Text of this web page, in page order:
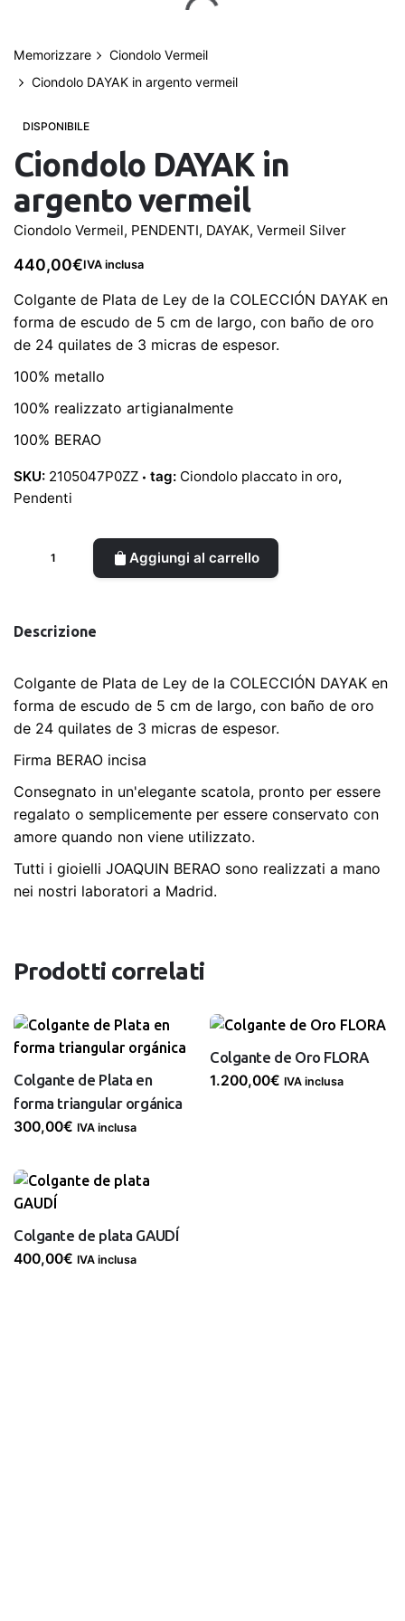
contenuto
Il mio account
Memorizzare
Ciondolo Vermeil
Ciondolo DAYAK in argento vermeil
DISPONIBILE
Ciondolo DAYAK in
argento vermeil
Ciondolo Vermeil, PENDENTI, DAYAK, Vermeil Silver
440,00€IVA inclusa
Colgante de Plata de Ley de la COLECCIÓN DAYAK en
forma de escudo de 5 cm de largo, con baño de oro
de 24 quilates de 3 micras de espesor.
100% metallo
100% realizzato artigianalmente
100% BERAO
SKU: 2105047P0ZZ tag: Ciondolo placcato in oro,
Pendenti
DAYAK
Aggiungi al carrello
Descrizione
Colgante de Plata de Ley de la COLECCIÓN DAYAK en
forma de escudo de 5 cm de largo, con baño de oro
de 24 quilates de 3 micras de espesor.
Firma BERAO incisa
Consegnato in un'elegante scatola, pronto per essere
regalato o semplicemente per essere conservato con
amore quando non viene utilizzato.
Tutti i gioielli JOAQUIN BERAO sono realizzati a mano
nei nostri laboratori a Madrid.
Prodotti correlati
Colgante de Plata en
forma triangular orgánica
300,00€ IVA inclusa
Colgante de Oro FLORA
1.200,00€ IVA inclusa
Colgante de plata GAUDÍ
400,00€ IVA inclusa